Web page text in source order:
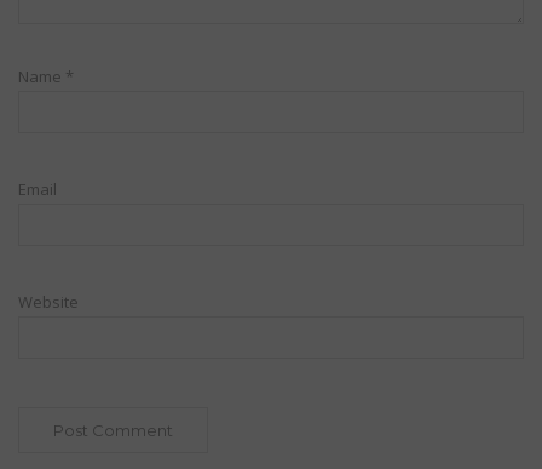
Name *
Email
Website